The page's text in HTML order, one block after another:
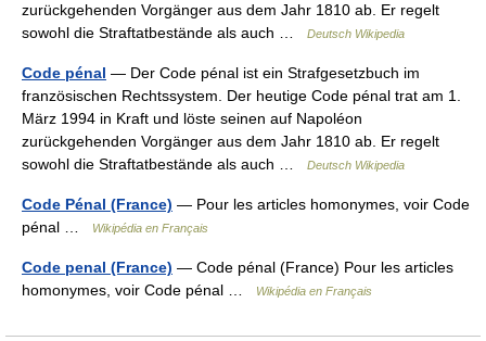
zurückgehenden Vorgänger aus dem Jahr 1810 ab. Er regelt
sowohl die Straftatbestände als auch …
Deutsch Wikipedia
Code pénal — Der Code pénal ist ein Strafgesetzbuch im
französischen Rechtssystem. Der heutige Code pénal trat am 1.
März 1994 in Kraft und löste seinen auf Napoléon
zurückgehenden Vorgänger aus dem Jahr 1810 ab. Er regelt
sowohl die Straftatbestände als auch …
Deutsch Wikipedia
Code Pénal (France) — Pour les articles homonymes, voir Code
pénal …
Wikipédia en Français
Code penal (France) — Code pénal (France) Pour les articles
homonymes, voir Code pénal …
Wikipédia en Français